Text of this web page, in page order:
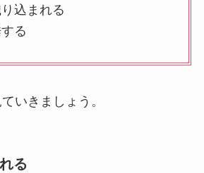
込まれる
る
いきましょう。
る